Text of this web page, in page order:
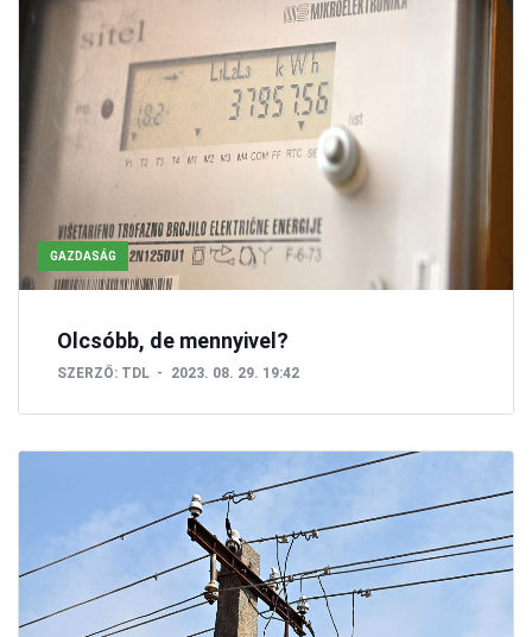
GAZDASÁG
Olcsóbb, de mennyivel?
SZERZŐ: TDL 2023. 08. 29. 19:42